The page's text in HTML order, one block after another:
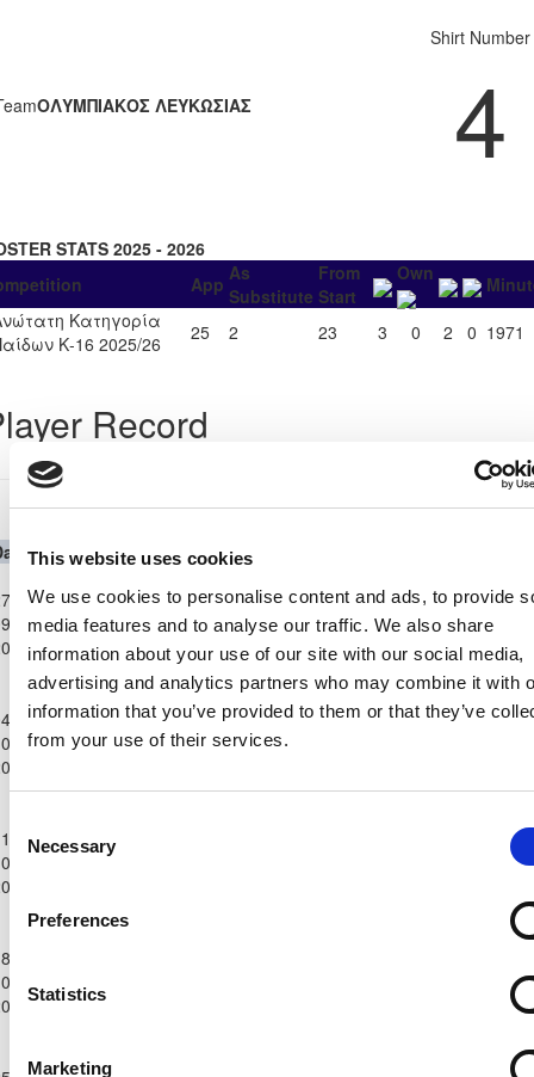
This website uses cookies
We use cookies to personalise content and ads, to provide
media features and to analyse our traffic. We also share
information about your use of our site with our social media,
advertising and analytics partners who may combine it with
information that you’ve provided to them or that they’ve
from your use of their services.
Selection
Necessary
Preferences
Statistics
Marketing
ΟΛΥΜΠΙΑΚΟΣ ΛΕΥΚΩΣΙΑΣ
Shirt Number
4
STATS 2025 - 2026
App As
Substitute
From
Start
Own
Κατηγορία
Κ-16 2025/26
25 2 23 3 0 2 0 1971
Record
Ανώτατη Κατηγορία Παίδων Κ-16 2025/26
Competition Home TeamH
Κατηγορία
Παίδων
Κ-16
2025/26
ΟΛΥΜΠΙΑΚΟΣ
ΛΕΥΚΩΣΙΑΣ4 2 ΛΕΜΕΣΟΥ
67' 67'
Ανώτατη
Κατηγορία
Παίδων
2025/26
ΑΡΗΣ 1 0
Κατηγορία
2025/26
46'
Ανώτατη
Παίδων
Κ-16